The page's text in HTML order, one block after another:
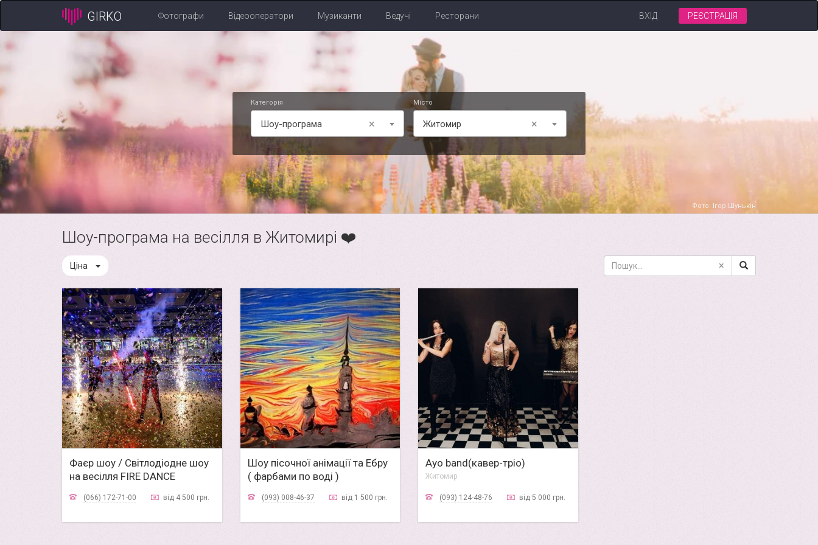
GIRKO Фотографи Відеооператори Музиканти Ведучі Ресторани ВХІД РЕЄСТРАЦІЯ
Категорія
×
Шоу-програма
Місто
×
Житомир
Фото: Ігор Шунькін
Шоу-програма на весілля в Житомирі ❤️
Ціна ×
Фаєр шоу / Світлодіодне шоу
на весілля FIRE DANCE
(066) 172-71-00
від 4 500 грн.
Шоу пісочної анімації та Ебру
( фарбами по воді )
(093) 008-46-37
від 1 500 грн.
Ayo band(кавер-тріо)
Житомир
(093) 124-48-76 від 5 000 грн.